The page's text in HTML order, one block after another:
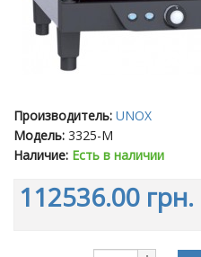
Производитель: UNOX
Модель: 3325-M
Наличие: Есть в наличии
112536.00 грн.